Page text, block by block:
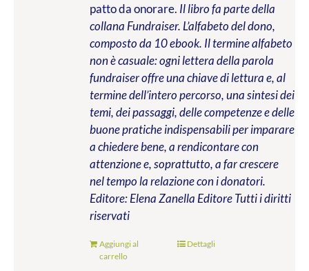
patto da onorare. Il libro fa parte della
collana Fundraiser. L’alfabeto del dono,
composto da 10 ebook. Il termine alfabeto
non è casuale: ogni lettera della parola
fundraiser offre una chiave di lettura e, al
termine dell’intero percorso, una sintesi dei
temi, dei passaggi, delle competenze e delle
buone pratiche indispensabili per imparare
a chiedere bene, a rendicontare con
attenzione e, soprattutto, a far crescere
nel tempo la relazione con i donatori.
Editore: Elena Zanella EditoreTutti i diritti
riservati
Aggiungi al
carrello
Dettagli